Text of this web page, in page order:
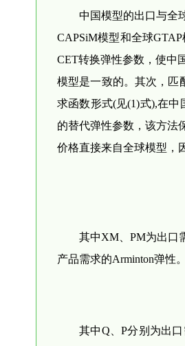
中国模型的出口与全
CAPSiM模型和全球
CET转换弹性参数，使中
模型是一致的。其次，匹
求函数形式(见(1)式),在中
的替代弹性参数，该方法
价格直接来自全球模型，
其中XM、PM为出口
产品需求的Arminton弹性。
其中Q、P分别为出